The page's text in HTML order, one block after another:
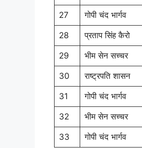
27 गोपी चंद भार्गव
28 प्रताप सिंह कैरो
29 भीम सेन सच्चर
30 राष्ट्रपति शासन
31 गोपी चंद भार्गव
32 भीम सेन सच्चर
33 गोपी चंद भार्गव